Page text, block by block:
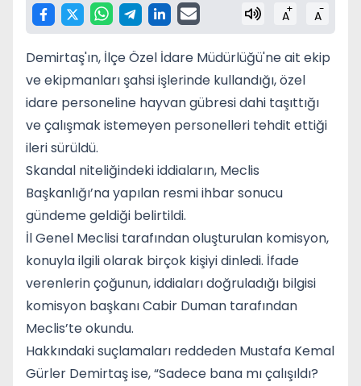
A+ A-
Demirtaş'ın, İlçe Özel İdare Müdürlüğü'ne ait ekip
ve ekipmanları şahsi işlerinde kullandığı, özel
idare personeline hayvan gübresi dahi taşıttığı
ve çalışmak istemeyen personelleri tehdit ettiği
ileri sürüldü.
Skandal niteliğindeki iddiaların, Meclis
Başkanlığı’na yapılan resmi ihbar sonucu
gündeme geldiği belirtildi.
İl Genel Meclisi tarafından oluşturulan komisyon,
konuyla ilgili olarak birçok kişiyi dinledi. İfade
verenlerin çoğunun, iddiaları doğruladığı bilgisi
komisyon başkanı Cabir Duman tarafından
Meclis’te okundu.
Hakkındaki suçlamaları reddeden Mustafa Kemal
Gürler Demirtaş ise, “Sadece bana mı çalışıldı?